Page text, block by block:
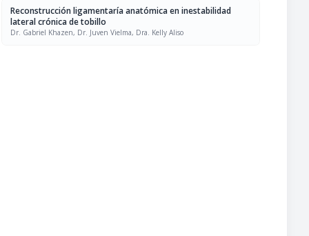
Reconstrucción ligamentaría anatómica en inestabilidad
lateral crónica de tobillo
Dr. Gabriel Khazen, Dr. Juven Vielma, Dra. Kelly Aliso